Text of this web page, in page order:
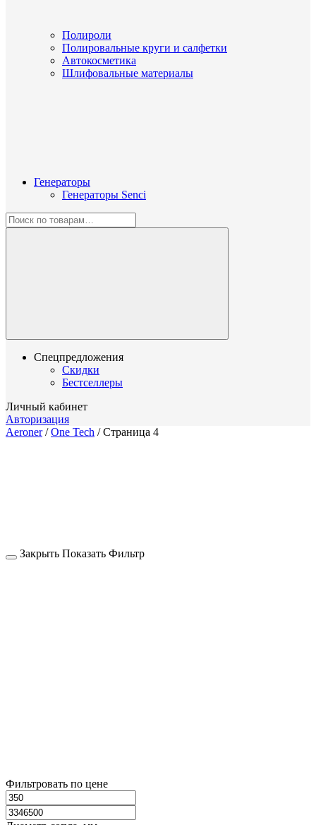
Полироли
Полировальные круги и салфетки
Автокосметика
Шлифовальные материалы
Генераторы
Генераторы Senci
Спецпредложения
Скидки
Бестселлеры
Личный кабинет
Авторизация
Aeroner/One Tech /Страница 4
Закрыть Показать Фильтр
Фильтровать по цене